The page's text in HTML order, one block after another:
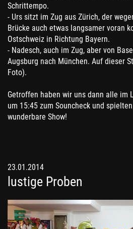
Schrittempo.
- Urs sitzt im Zug aus Zürich, der
Brücke auch etwas langsamer voran
Ostschweiz in Richtung Bayern.
- Nadesch, auch im Zug, aber von
Augsburg nach München. Auf dieser
Foto).
Getroffen haben wir uns dann alle im
um 15:45 zum Souncheck und
wunderbare Show!
23.01.2014
lustige Proben